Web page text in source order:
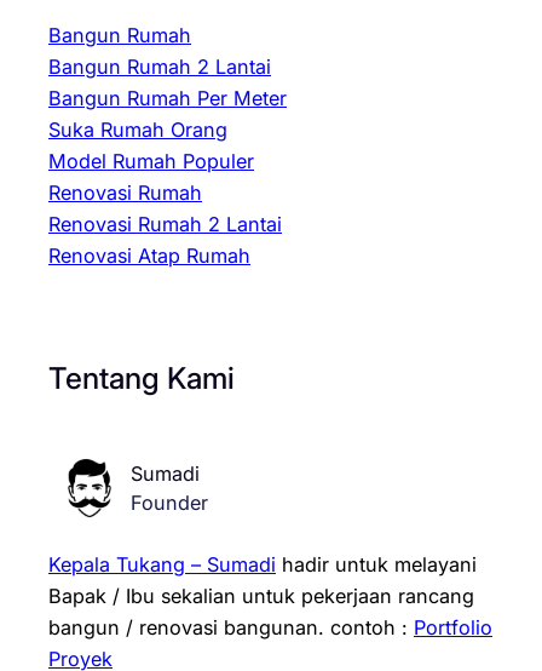
Bangun Rumah
Bangun Rumah 2 Lantai
Bangun Rumah Per Meter
Suka Rumah Orang
Model Rumah Populer
Renovasi Rumah
Renovasi Rumah 2 Lantai
Renovasi Atap Rumah
Tentang Kami
Sumadi
Founder
Kepala Tukang – Sumadi hadir untuk melayani
Bapak / Ibu sekalian untuk pekerjaan rancang
bangun / renovasi bangunan. contoh : Portfolio
Proyek